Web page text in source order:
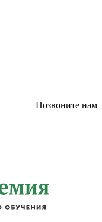
Позвоните нам